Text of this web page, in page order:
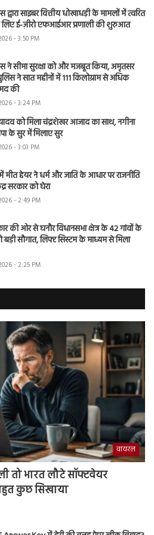
द्वारा साइबर वित्तीय धोखाधड़ी के मामलों में त्वरित
लिए ई-ज़ीरो एफआईआर प्रणाली की शुरुआत
- 3:50 PM
ने सीमा सुरक्षा को और मजबूत किया, अमृतसर
ने सात महीनों में 111 किलोग्राम से अधिक
की
- 3:24 PM
को मिला चंद्रशेखर आजाद का साथ, नगीना
के सुर में मिलाए सुर
- 3:03 PM
हेयर ने धर्म और जाति के आधार पर राजनीति
सरकार को घेरा
- 2:49 PM
की ओर से घनौर विधानसभा क्षेत्र के 42 गांवों के
बड़ी सौगात, लिफ्ट सिस्टम के माध्यम से मिला
- 2:25 PM
वायरल
तो भारत लौटे सॉफ्टवेयर
कुछ सिखाया